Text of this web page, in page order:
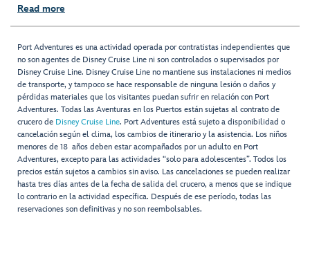
Read more
Port Adventures es una actividad operada por contratistas independientes que
no son agentes de Disney Cruise Line ni son controlados o supervisados por
Disney Cruise Line. Disney Cruise Line no mantiene sus instalaciones ni medios
de transporte, y tampoco se hace responsable de ninguna lesión o daños y
pérdidas materiales que los visitantes puedan sufrir en relación con Port
Adventures. Todas las Aventuras en los Puertos están sujetas al contrato de
crucero de Disney Cruise Line. Port Adventures está sujeto a disponibilidad o
cancelación según el clima, los cambios de itinerario y la asistencia. Los niños
menores de 18 años deben estar acompañados por un adulto en Port
Adventures, excepto para las actividades “solo para adolescentes”. Todos los
precios están sujetos a cambios sin aviso. Las cancelaciones se pueden realizar
hasta tres días antes de la fecha de salida del crucero, a menos que se indique
lo contrario en la actividad específica. Después de ese período, todas las
reservaciones son definitivas y no son reembolsables.